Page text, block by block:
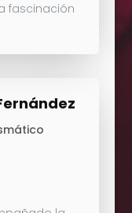
fascinación